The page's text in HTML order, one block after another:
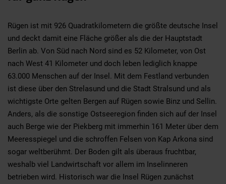
Rügen ist mit 926 Quadratkilometern die größte deutsche Insel
und deckt damit eine Fläche größer als die der Hauptstadt
Berlin ab. Von Süd nach Nord sind es 52 Kilometer, von Ost
nach West 41 Kilometer und doch leben lediglich knappe
63.000 Menschen auf der Insel. Mit dem Festland verbunden
ist diese über den Strelasund und die Stadt Stralsund und als
wichtigste Orte gelten Bergen auf Rügen sowie Binz und Sellin.
Anders, als die sonstige Ostseeregion finden sich auf der Insel
auch Berge wie der Piekberg mit immerhin 161 Meter über dem
Meeresspiegel und die schroffen Felsen von Kap Arkona sind
sogar weltberühmt. Der Boden gilt als überaus fruchtbar,
weshalb viel Landwirtschaft vor allem im Inselinneren
betrieben wird. Historisch war die Insel Rügen zunächst